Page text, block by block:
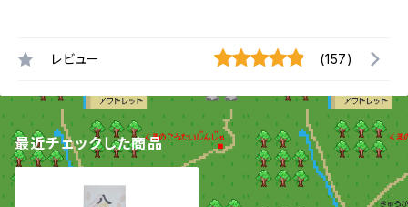
レビュー (157)
最近チェックした商品